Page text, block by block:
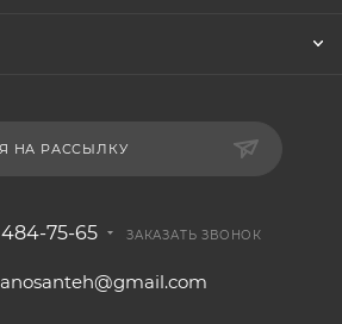
НА РАССЫЛКУ
75-65 ЗАКАЗАТЬ ЗВОНОК